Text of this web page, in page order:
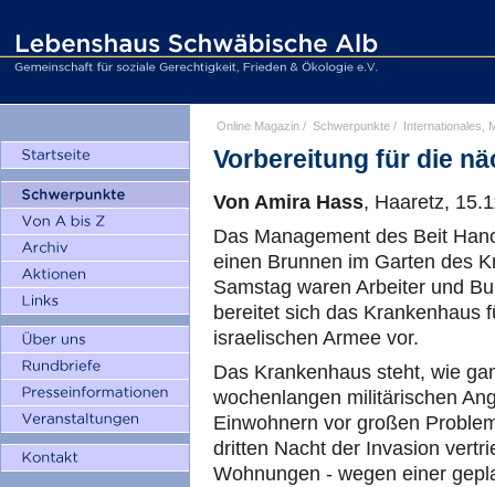
Online Magazin / Schwerpunkte / Internationales,
Vorbereitung für die
Von Amira Hass, Haaretz,
Das Management des Beit
einen Brunnen im Garten des
Samstag waren Arbeiter und
bereitet sich das Krankenhaus
israelischen Armee vor.
Das Krankenhaus steht, wie
wochenlangen militärischen
Einwohnern vor großen
dritten Nacht der Invasion
Wohnungen - wegen einer